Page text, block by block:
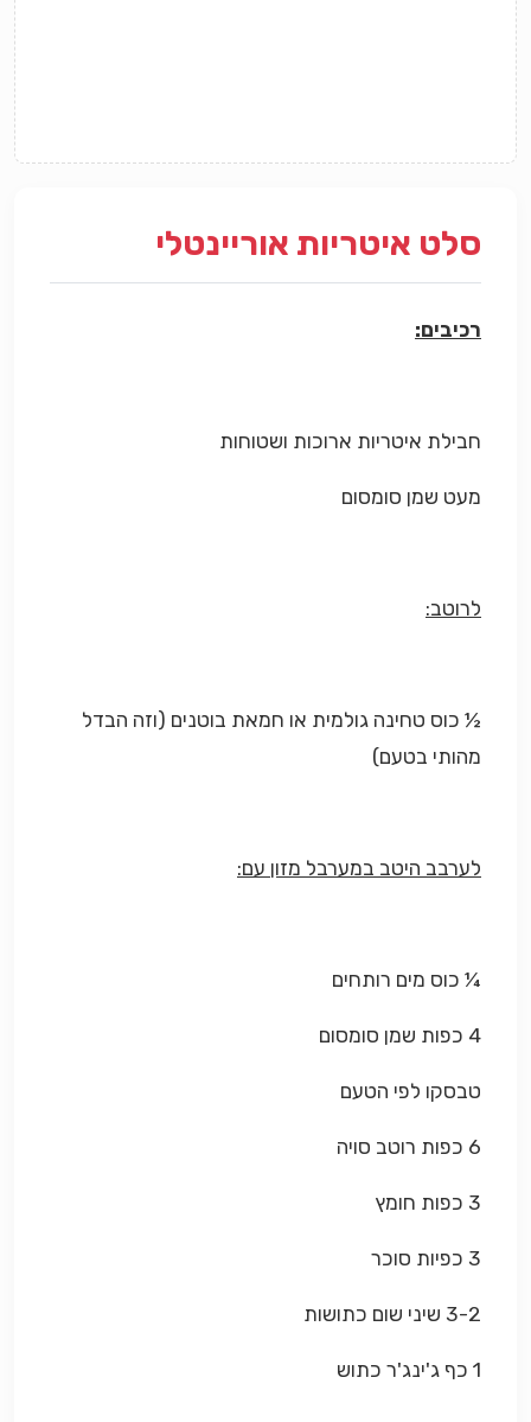
סלט איטריות אוריינטלי
רכיבים:
חבילת איטריות ארוכות ושטוחות
מעט שמן סומסום
לרוטב:
½ כוס טחינה גולמית או חמאת בוטנים (וזה הבדל
מהותי בטעם)
לערבב היטב במערבל מזון עם:
¼ כוס מים רותחים
4 כפות שמן סומסום
טבסקו לפי הטעם
6 כפות רוטב סויה
3 כפות חומץ
3 כפיות סוכר
3-2 שיני שום כתושות
1 כף ג'ינג'ר כתוש